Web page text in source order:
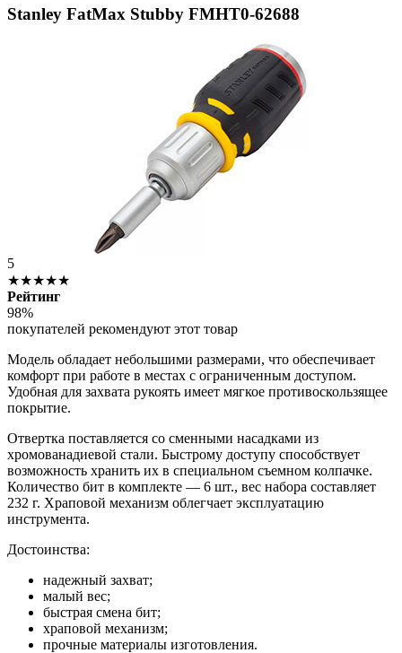
Stanley FatMax Stubby FMHT0-62688
5
★★★★★
Рейтинг
98%
покупателей рекомендуют этот товар
Модель обладает небольшими размерами, что обеспечивает
комфорт при работе в местах с ограниченным доступом.
Удобная для захвата рукоять имеет мягкое противоскользящее
покрытие.
Отвертка поставляется со сменными насадками из
хромованадиевой стали. Быстрому доступу способствует
возможность хранить их в специальном съемном колпачке.
Количество бит в комплекте — 6 шт., вес набора составляет
232 г. Храповой механизм облегчает эксплуатацию
инструмента.
Достоинства:
надежный захват;
малый вес;
быстрая смена бит;
храповой механизм;
прочные материалы изготовления.